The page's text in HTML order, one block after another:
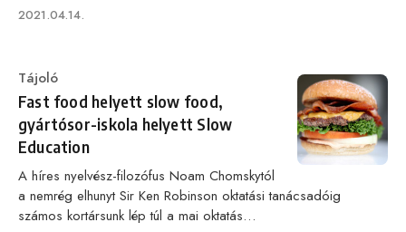
Published
2021.04.14.
Category
Tájoló
Fast food helyett slow food,
gyártósor-iskola helyett Slow
Education
A híres nyelvész-filozófus Noam Chomskytól
a nemrég elhunyt Sir Ken Robinson oktatási tanácsadóig
számos kortársunk lép túl a mai oktatás…